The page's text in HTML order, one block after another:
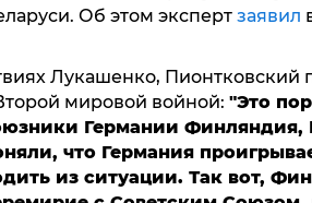
Об этом эксперт заявил
Лукашенко, Пионтковский
мировой войной: "Это
Германии
что Германия
из ситуации. Так вот,